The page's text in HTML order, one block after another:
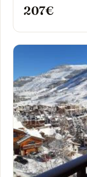
207€